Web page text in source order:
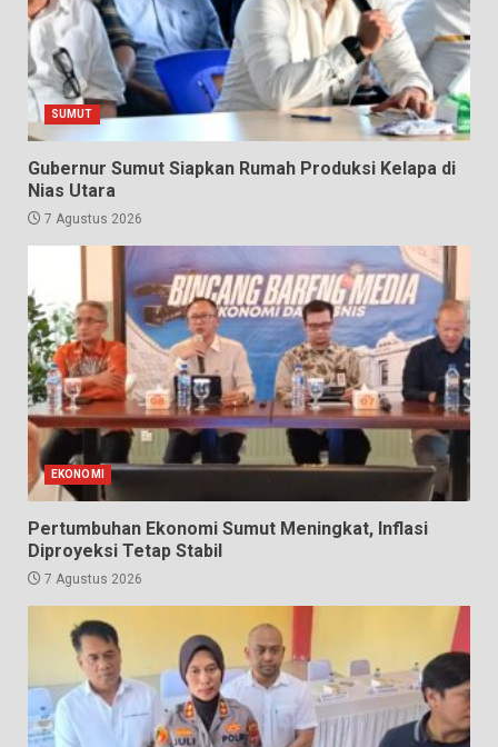
SUMUT
Gubernur Sumut Siapkan Rumah Produksi Kelapa di
Nias Utara
7 Agustus 2026
EKONOMI
Pertumbuhan Ekonomi Sumut Meningkat, Inflasi
Diproyeksi Tetap Stabil
7 Agustus 2026